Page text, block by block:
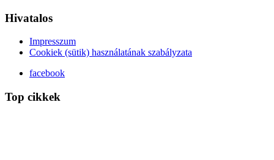
Hivatalos
Impresszum
Cookiek (sütik) használatának szabályzata
facebook
Top cikkek